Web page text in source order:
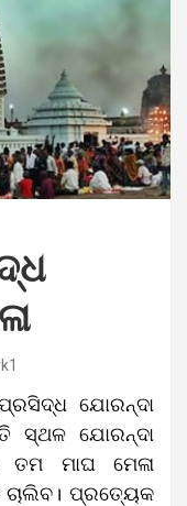
ଯୋରନ୍ଦା
ସ୍ଥଳ ଯୋରନ୍ଦା
ତମ ମାଘ ମେଳା
ଚାଲିବ। ପ୍ରତ୍ୟେକ